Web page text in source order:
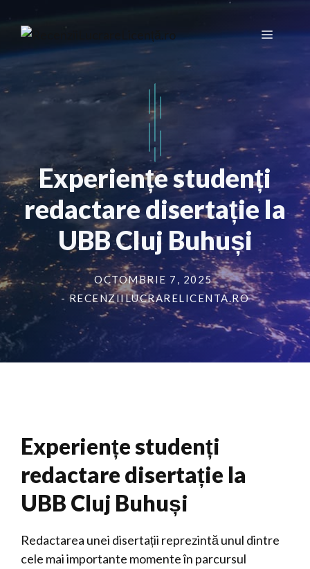
conținut
Meniu
Experiențe studenți
redactare disertație la
UBB Cluj Buhuși
OCTOMBRIE 7, 2025
- RECENZIILUCRARELICENTA.RO
Experiențe studenți
redactare disertație la
UBB Cluj Buhuși
Redactarea unei disertații reprezintă unul dintre
cele mai importante momente în parcursul